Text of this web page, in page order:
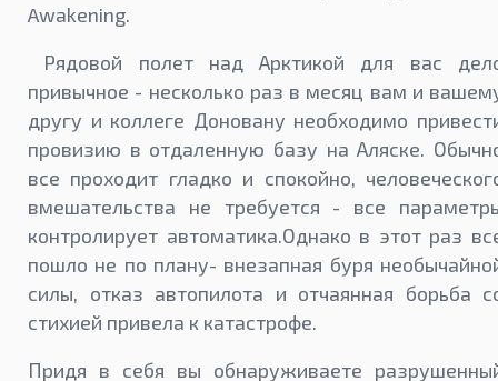
Awakening.
Рядовой полет над Арктикой для вас
привычное - несколько раз в месяц вам и
другу и коллеге Доновану необходимо
провизию в отдаленную базу на Аляске.
все проходит гладко и спокойно,
вмешательства не требуется - все
контролирует автоматика.Однако в этот раз
пошло не по плану- внезапная буря
силы, отказ автопилота и отчаянная борьба
стихией привела к катастрофе.
Придя в себя вы обнаруживаете